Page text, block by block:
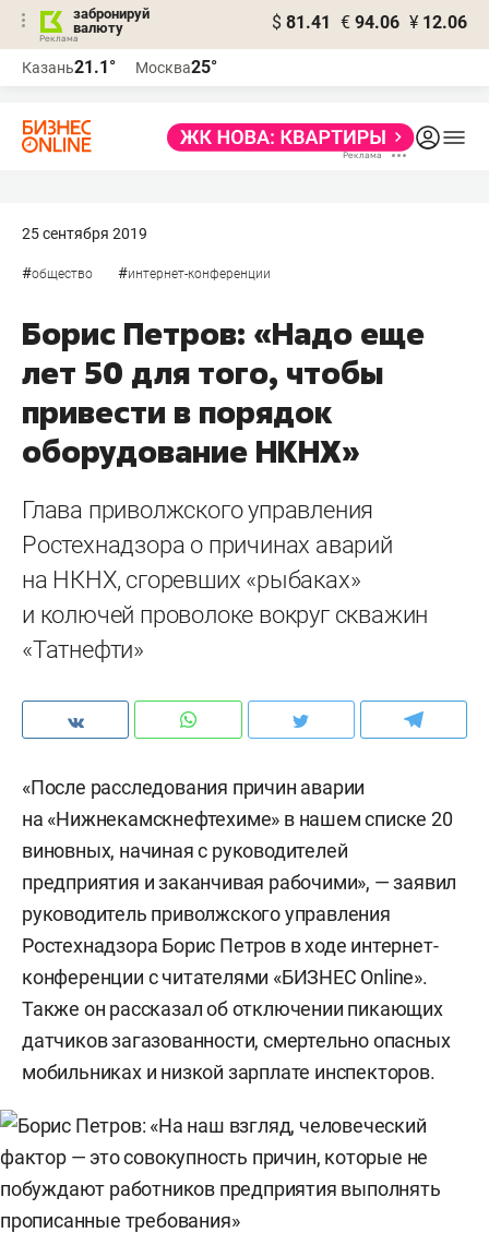
забронируй
валюту
$ 81.41 € 94.06 ¥ 12.06
Казань21.1° Москва25°
25 сентября 2019
#общество #интернет-конференции
Борис Петров: «Надо еще
лет 50 для того, чтобы
привести в порядок
оборудование НКНХ»
Глава приволжского управления
Ростехнадзора о причинах аварий
на НКНХ, сгоревших «рыбаках»
и колючей проволоке вокруг скважин
«Татнефти»
«После расследования причин аварии
на «Нижнекамскнефтехиме» в нашем списке 20
виновных, начиная с руководителей
предприятия и заканчивая рабочими», — заявил
руководитель приволжского управления
Ростехнадзора Борис Петров в ходе интернет-
конференции с читателями «БИЗНЕС Online».
Также он рассказал об отключении пикающих
датчиков загазованности, смертельно опасных
мобильниках и низкой зарплате инспекторов.